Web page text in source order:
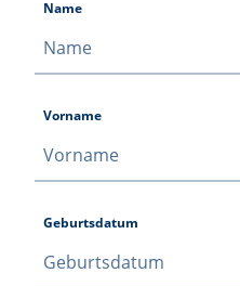
Name
Vorname
Geburtsdatum